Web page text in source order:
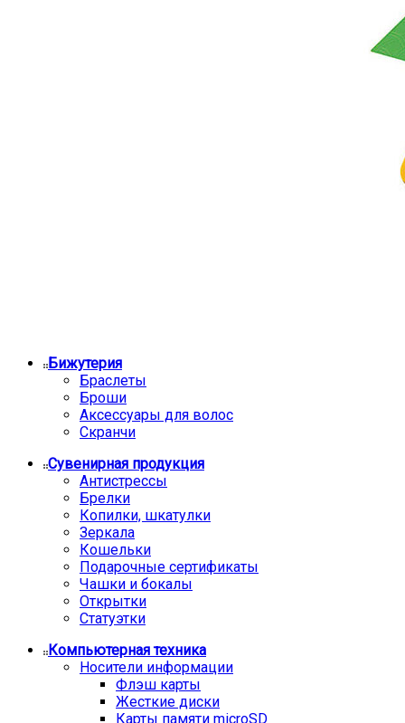
Бижутерия
Браслеты
Броши
Аксессуары для волос
Скранчи
Сувенирная продукция
Антистрессы
Брелки
Копилки, шкатулки
Зеркала
Кошельки
Подарочные сертификаты
Чашки и бокалы
Открытки
Статуэтки
Компьютерная техника
Носители информации
Флэш карты
Жесткие диски
Карты памяти microSD